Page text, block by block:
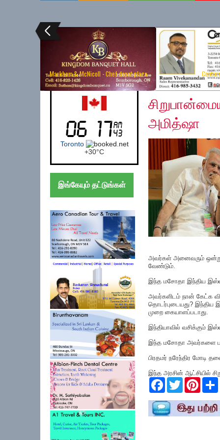
Markham & McNicoll - Chef depot plaza
Canada (Toronto)
Toronto
+30°C
இங்கேயும் தட்டுங்கள்
Thursday, December
அமித்ஷா
அவர்கள் அனைவரும் ஒன்று
வேண்டும்.
இந்த மசோதா இந்திய
அவர்களிடம் நான் கேட்க
தொடர்புடையது? இந்திய
முறை கையாளப்படாது.
இந்தியாவில் வசிக்கும்
இந்த மசோதா அவர்களை
பிரதமர் நரேந்திர மோடி
இந்த அரசின் ஆட்சியில்
F
e
b
T
w
t
t
P
t
e
r